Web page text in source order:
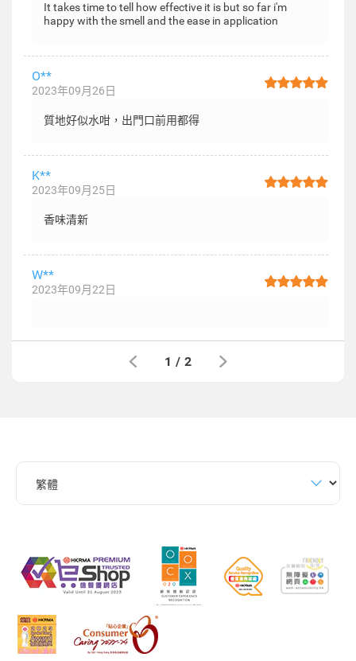
It takes time to tell how effective it is but so far i'm
happy with the smell and the ease in application
O**
2023年09月26日
質地好似水咁，出門口前用都得
K**
2023年09月25日
香味清新
W**
2023年09月22日
1 / 2